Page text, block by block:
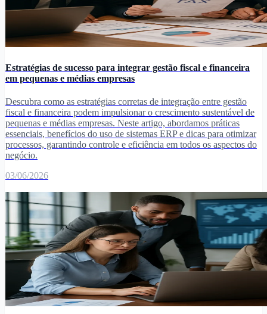
Estratégias de sucesso para integrar gestão fiscal e financeira
em pequenas e médias empresas
Descubra como as estratégias corretas de integração entre gestão
fiscal e financeira podem impulsionar o crescimento sustentável de
pequenas e médias empresas. Neste artigo, abordamos práticas
essenciais, benefícios do uso de sistemas ERP e dicas para otimizar
processos, garantindo controle e eficiência em todos os aspectos do
negócio.
03/06/2026